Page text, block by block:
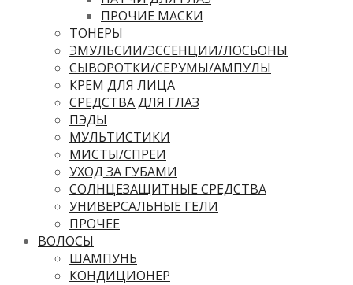
ПРОЧИЕ МАСКИ
ТОНЕРЫ
ЭМУЛЬСИИ/ЭССЕНЦИИ/ЛОСЬОНЫ
СЫВОРОТКИ/СЕРУМЫ/АМПУЛЫ
КРЕМ ДЛЯ ЛИЦА
СРЕДСТВА ДЛЯ ГЛАЗ
ПЭДЫ
МУЛЬТИСТИКИ
МИСТЫ/СПРЕИ
УХОД ЗА ГУБАМИ
СОЛНЦЕЗАЩИТНЫЕ СРЕДСТВА
УНИВЕРСАЛЬНЫЕ ГЕЛИ
ПРОЧЕЕ
ВОЛОСЫ
ШАМПУНЬ
КОНДИЦИОНЕР